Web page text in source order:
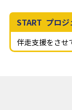
START プロ
伴走支援をさせ